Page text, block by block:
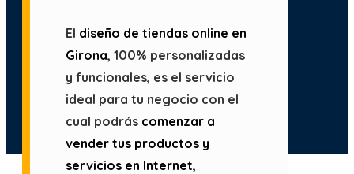
El diseño de tiendas online en
Girona, 100% personalizadas
y funcionales, es el servicio
ideal para tu negocio con el
cual podrás comenzar a
vender tus productos y
servicios en Internet,